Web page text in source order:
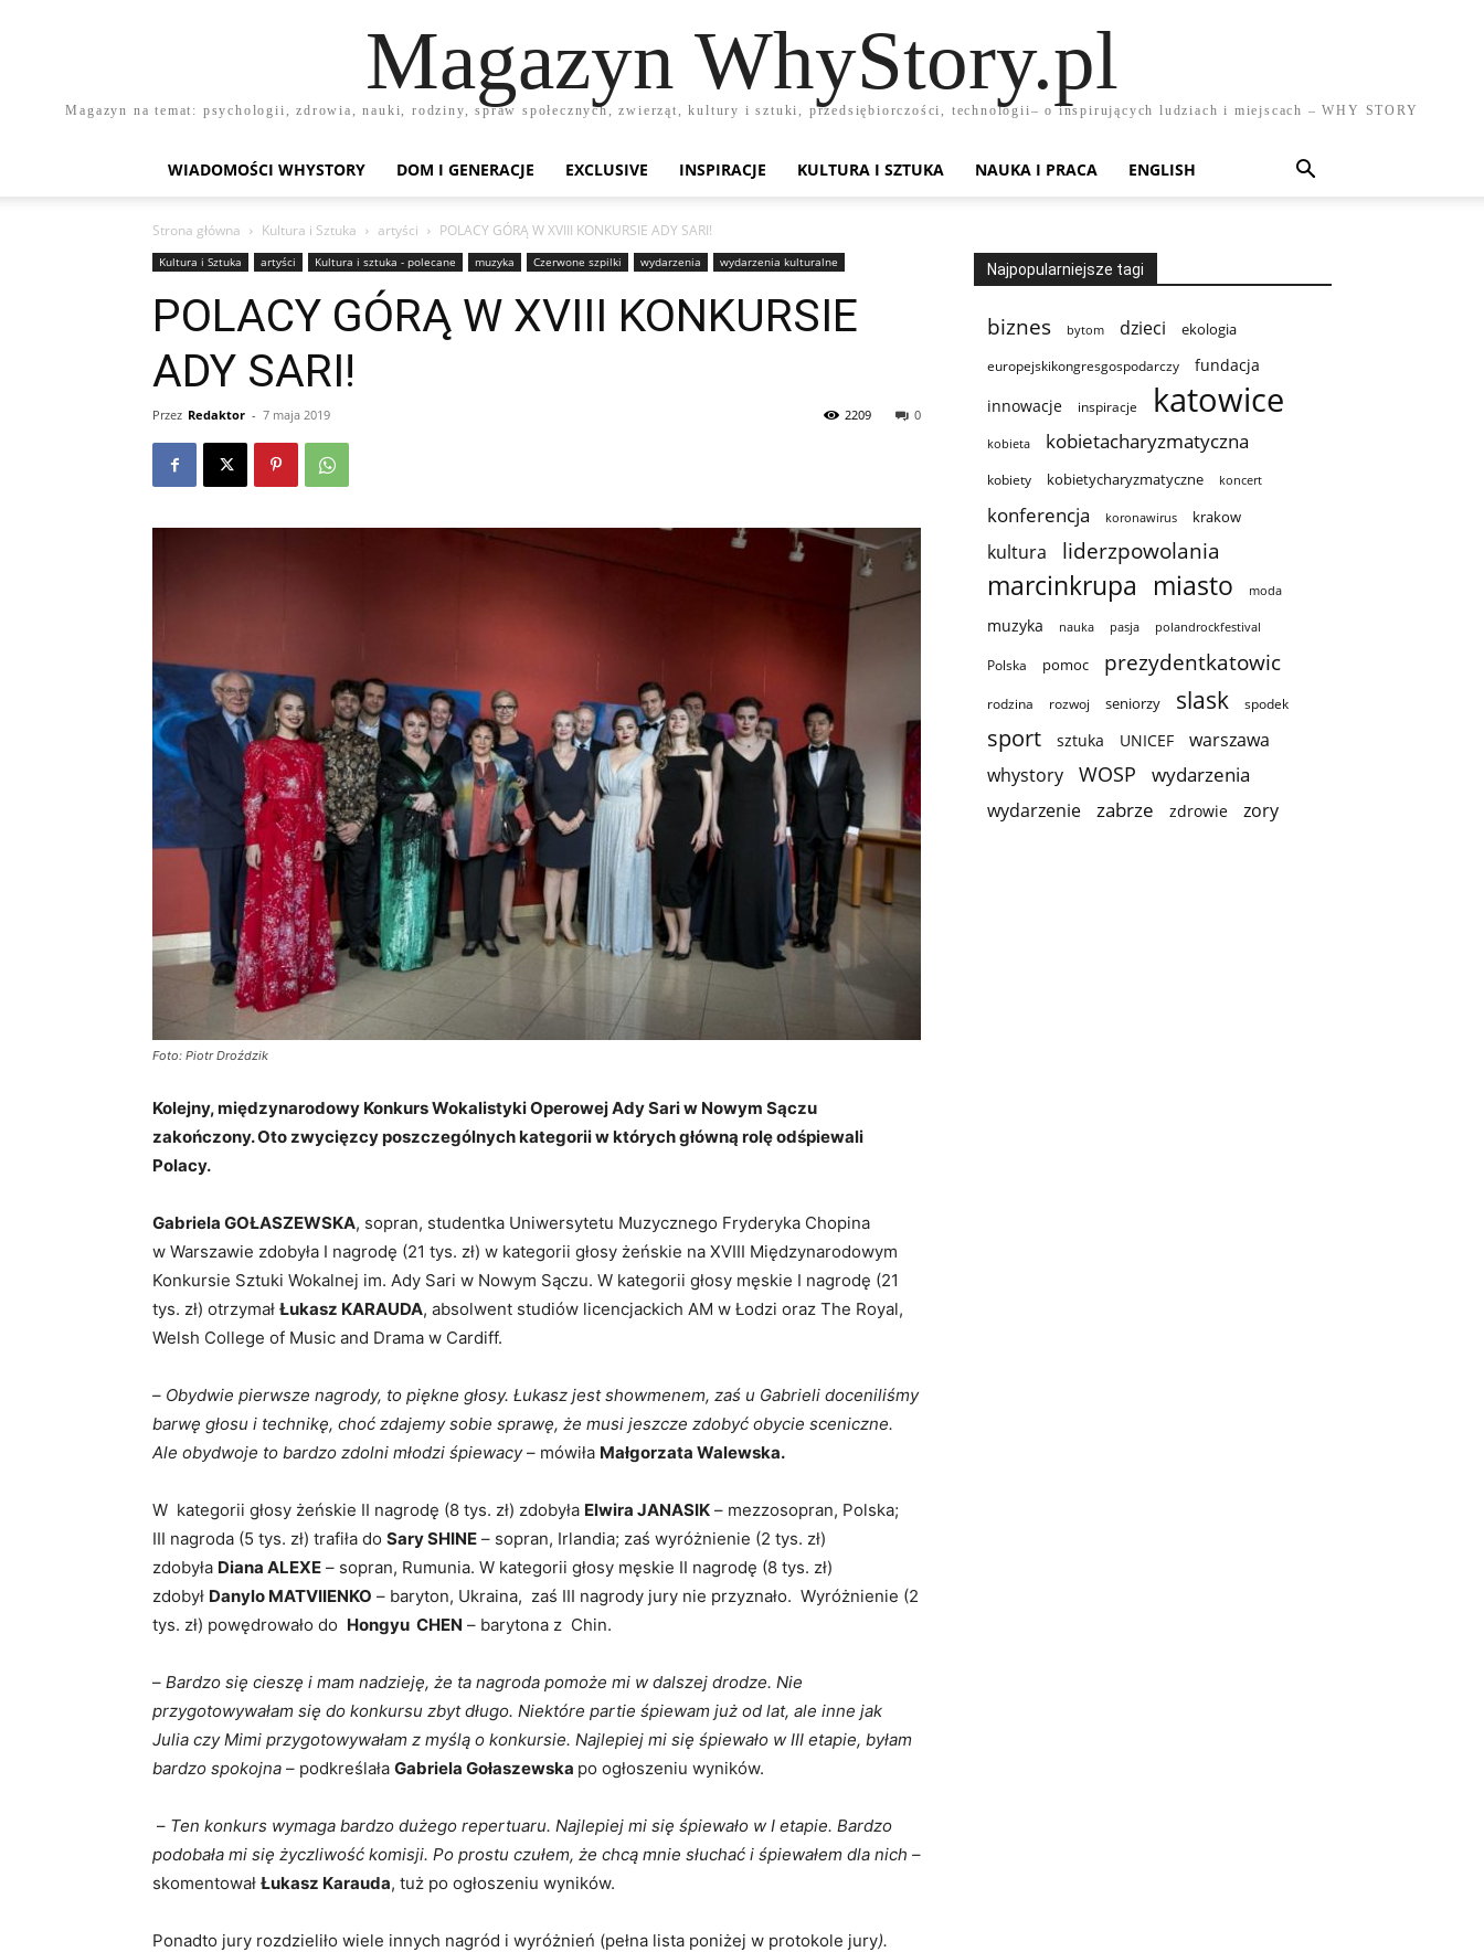
Magazyn WhyStory.pl
Magazyn na temat: psychologii, zdrowia, nauki, rodziny, spraw społecznych, zwierząt, kultury i sztuki, przedsiębiorczości, technologii– o inspirujących ludziach i miejscach – WHY STORY
WIADOMOŚCI WHYSTORY DOM I GENERACJE EXCLUSIVE INSPIRACJE KULTURA I SZTUKA NAUKA I PRACA ENGLISH
Strona główna Kultura i Sztuka artyści POLACY GÓRĄ W XVIII KONKURSIE ADY SARI!
Kultura i Sztuka artyści Kultura i sztuka - polecane muzyka Czerwone szpilki wydarzenia wydarzenia kulturalne
POLACY GÓRĄ W XVIII KONKURSIE
ADY SARI!
Przez Redaktor - 7 maja 2019 0
2209
Foto: Piotr Droździk
Kolejny, międzynarodowy Konkurs Wokalistyki Operowej Ady Sari w Nowym Sączu
zakończony. Oto zwycięzcy poszczególnych kategorii w których główną rolę odśpiewali
Polacy.
Gabriela GOŁASZEWSKA, sopran, studentka Uniwersytetu Muzycznego Fryderyka Chopina
w Warszawie zdobyła I nagrodę (21 tys. zł) w kategorii głosy żeńskie na XVIII Międzynarodowym
Konkursie Sztuki Wokalnej im. Ady Sari w Nowym Sączu. W kategorii głosy męskie I nagrodę (21
tys. zł) otrzymał Łukasz KARAUDA, absolwent studiów licencjackich AM w Łodzi oraz The Royal,
Welsh College of Music and Drama w Cardiff.
– Obydwie pierwsze nagrody, to piękne głosy. Łukasz jest showmenem, zaś u Gabrieli doceniliśmy
barwę głosu i technikę, choć zdajemy sobie sprawę, że musi jeszcze zdobyć obycie sceniczne.
Ale obydwoje to bardzo zdolni młodzi śpiewacy– mówiła Małgorzata Walewska.
W kategorii głosy żeńskie II nagrodę (8 tys. zł) zdobyła Elwira JANASIK – mezzosopran, Polska;
III nagroda (5 tys. zł) trafiła do Sary SHINE – sopran, Irlandia; zaś wyróżnienie (2 tys. zł)
zdobyła Diana ALEXE – sopran, Rumunia. W kategorii głosy męskie II nagrodę (8 tys. zł)
zdobył Danylo MATVIIENKO – baryton, Ukraina, zaś III nagrody jury nie przyznało. Wyróżnienie (2
tys. zł) powędrowało do Hongyu CHEN – barytona z Chin.
– Bardzo się cieszę i mam nadzieję, że ta nagroda pomoże mi w dalszej drodze. Nie
przygotowywałam się do konkursu zbyt długo. Niektóre partie śpiewam już od lat, ale inne jak
Julia czy Mimi przygotowywałam z myślą o konkursie. Najlepiej mi się śpiewało w III etapie, byłam
bardzo spokojna – podkreślała Gabriela Gołaszewska po ogłoszeniu wyników.
– Ten konkurs wymaga bardzo dużego repertuaru. Najlepiej mi się śpiewało w I etapie. Bardzo
podobała mi się życzliwość komisji. Po prostu czułem, że chcą mnie słuchać i śpiewałem dla nich –
skomentował Łukasz Karauda, tuż po ogłoszeniu wyników.
Ponadto jury rozdzieliło wiele innych nagród i wyróżnień (pełna lista poniżej w protokole jury).
Najpopularniejsze tagi
biznes bytom dzieci ekologia
europejskikongresgospodarczy fundacja
innowacje inspiracje katowice
kobieta kobietacharyzmatyczna
kobiety kobietycharyzmatyczne koncert
konferencja koronawirus krakow
kultura liderzpowolania
marcinkrupa miasto moda
muzyka nauka pasja polandrockfestival
Polska pomoc prezydentkatowic
rodzina rozwoj seniorzy slask spodek
sport sztuka UNICEF
warszawa
whystory
WOSP
wydarzenia
wydarzenie
zabrze zdrowie zory